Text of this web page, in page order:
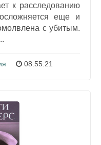
к расследованию
еще и
с убитым.
08:55:21